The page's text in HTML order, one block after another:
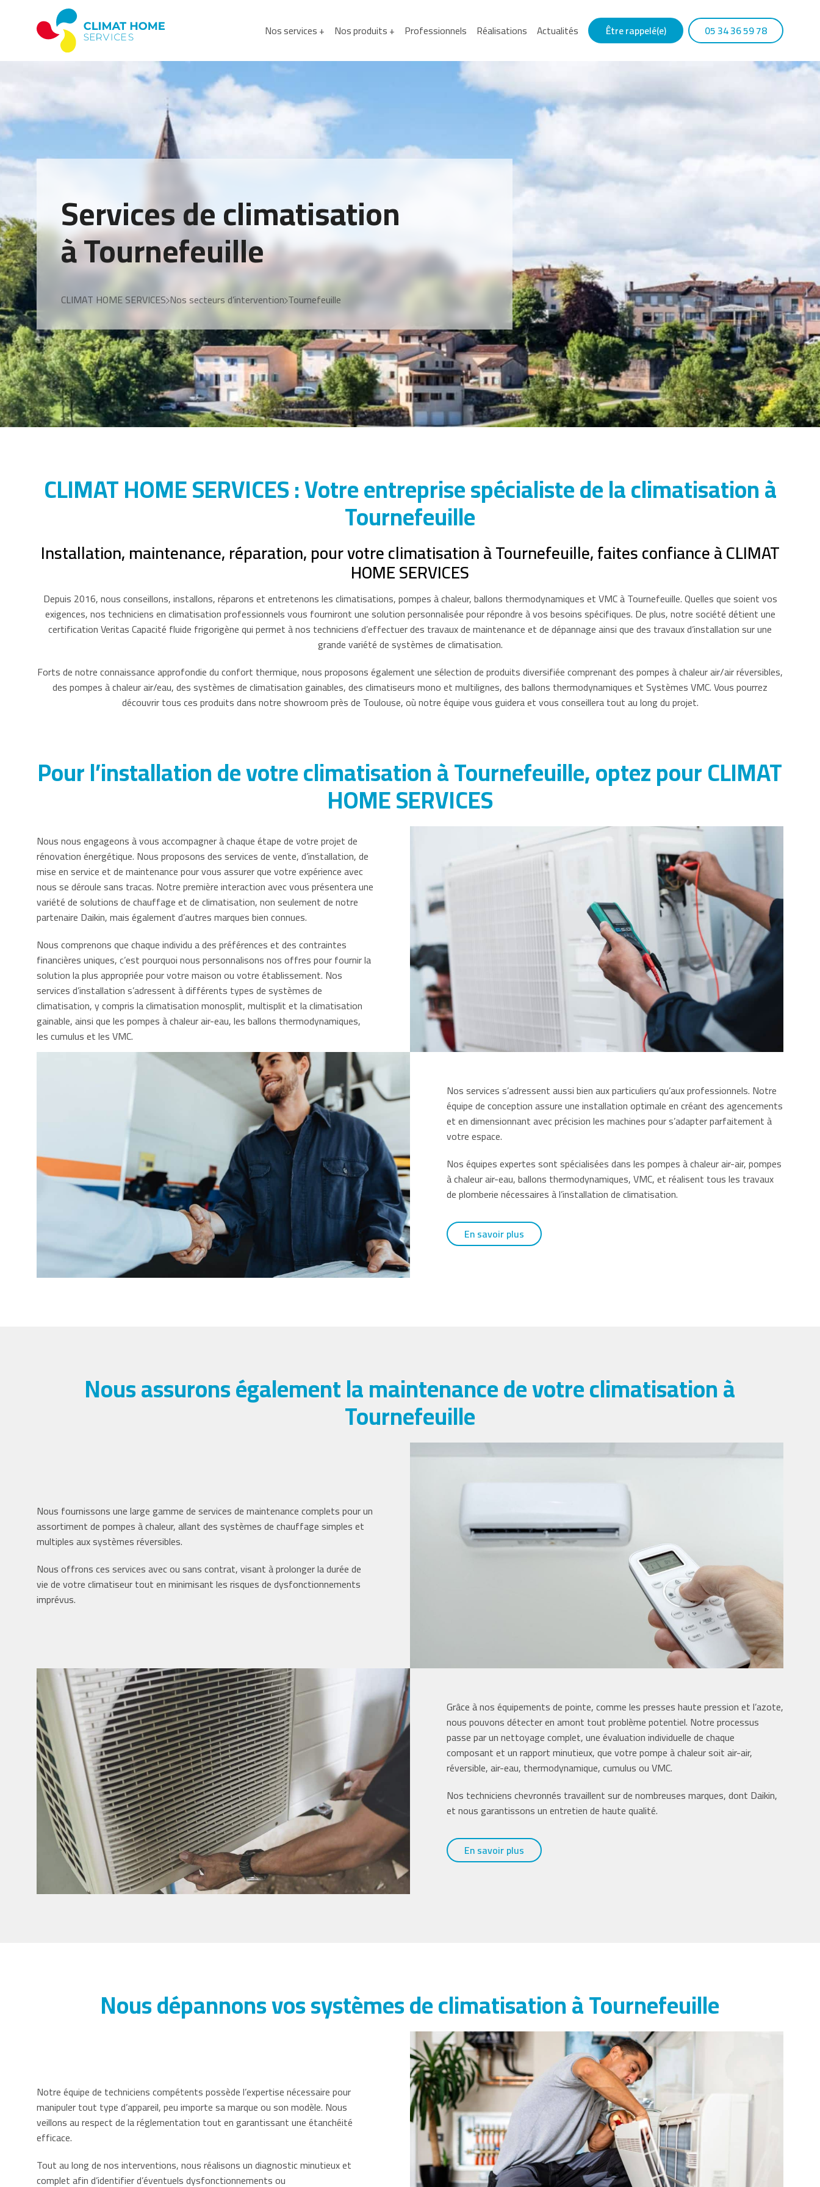
Nos services + Nos produits + Professionnels Réalisations Actualités Être rappelé(e) 05 34 36 59 78
Services de climatisation
à Tournefeuille
CLIMAT HOME SERVICES Nos secteurs d’intervention Tournefeuille
CLIMAT HOME SERVICES : Votre entreprise spécialiste de la climatisation à
Tournefeuille
Installation, maintenance, réparation, pour votre climatisation à Tournefeuille, faites confiance à CLIMAT
HOME SERVICES
Depuis 2016, nous conseillons, installons, réparons et entretenons les climatisations, pompes à chaleur, ballons thermodynamiques et VMC à Tournefeuille. Quelles que soient vos
exigences, nos techniciens en climatisation professionnels vous fourniront une solution personnalisée pour répondre à vos besoins spécifiques. De plus, notre société détient une
certification Veritas Capacité fluide frigorigène qui permet à nos techniciens d’effectuer des travaux de maintenance et de dépannage ainsi que des travaux d’installation sur une
grande variété de systèmes de climatisation.
Forts de notre connaissance approfondie du confort thermique, nous proposons également une sélection de produits diversifiée comprenant des pompes à chaleur air/air réversibles,
des pompes à chaleur air/eau, des systèmes de climatisation gainables, des climatiseurs mono et multilignes, des ballons thermodynamiques et Systèmes VMC. Vous pourrez
découvrir tous ces produits dans notre showroom près de Toulouse, où notre équipe vous guidera et vous conseillera tout au long du projet.
Pour l’installation de votre climatisation à Tournefeuille, optez pour CLIMAT
HOME SERVICES
Nous nous engageons à vous accompagner à chaque étape de votre projet de
rénovation énergétique. Nous proposons des services de vente, d’installation, de
mise en service et de maintenance pour vous assurer que votre expérience avec
nous se déroule sans tracas. Notre première interaction avec vous présentera une
variété de solutions de chauffage et de climatisation, non seulement de notre
partenaire Daikin, mais également d’autres marques bien connues.
Nous comprenons que chaque individu a des préférences et des contraintes
financières uniques, c’est pourquoi nous personnalisons nos offres pour fournir la
solution la plus appropriée pour votre maison ou votre établissement. Nos
services d’installation s’adressent à différents types de systèmes de
climatisation, y compris la climatisation monosplit, multisplit et la climatisation
gainable, ainsi que les pompes à chaleur air-eau, les ballons thermodynamiques,
les cumulus et les VMC.
Nos services s’adressent aussi bien aux particuliers qu’aux professionnels. Notre
équipe de conception assure une installation optimale en créant des agencements
et en dimensionnant avec précision les machines pour s’adapter parfaitement à
votre espace.
Nos équipes expertes sont spécialisées dans les pompes à chaleur air-air, pompes
à chaleur air-eau, ballons thermodynamiques, VMC, et réalisent tous les travaux
de plomberie nécessaires à l’installation de climatisation.
En savoir plus
Nous assurons également la maintenance de votre climatisation à
Tournefeuille
Nous fournissons une large gamme de services de maintenance complets pour un
assortiment de pompes à chaleur, allant des systèmes de chauffage simples et
multiples aux systèmes réversibles.
Nous offrons ces services avec ou sans contrat, visant à prolonger la durée de
vie de votre climatiseur tout en minimisant les risques de dysfonctionnements
imprévus.
Grâce à nos équipements de pointe, comme les presses haute pression et l’azote,
nous pouvons détecter en amont tout problème potentiel. Notre processus
passe par un nettoyage complet, une évaluation individuelle de chaque
composant et un rapport minutieux, que votre pompe à chaleur soit air-air,
réversible, air-eau, thermodynamique, cumulus ou VMC.
Nos techniciens chevronnés travaillent sur de nombreuses marques, dont Daikin,
et nous garantissons un entretien de haute qualité.
En savoir plus
Nous dépannons vos systèmes de climatisation à Tournefeuille
Notre équipe de techniciens compétents possède l’expertise nécessaire pour
manipuler tout type d’appareil, peu importe sa marque ou son modèle. Nous
veillons au respect de la réglementation tout en garantissant une étanchéité
efficace.
Tout au long de nos interventions, nous réalisons un diagnostic minutieux et
complet afin d’identifier d’éventuels dysfonctionnements ou